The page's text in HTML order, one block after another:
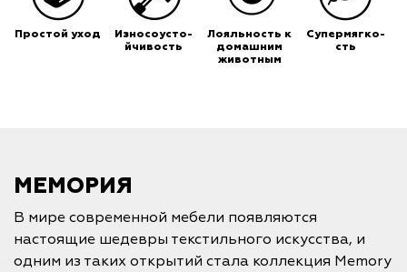
Простой уход
Износоусто-
йчивость
Лояльность к
домашним
животным
Супермягко-
сть
МЕМОРИЯ
В мире современной мебели появляются
настоящие шедевры текстильного искусства, и
одним из таких открытий стала коллекция Memory